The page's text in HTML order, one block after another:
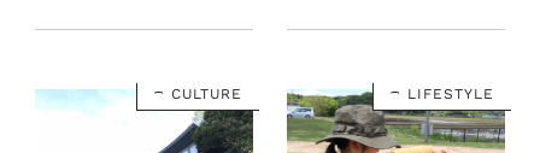
店
CULTURE LIFESTYLE